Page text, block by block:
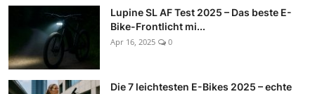
Lupine SL AF Test 2025 – Das beste E-
Bike-Frontlicht mi...
Apr 16, 2025 0
Die 7 leichtesten E-Bikes 2025 – echte